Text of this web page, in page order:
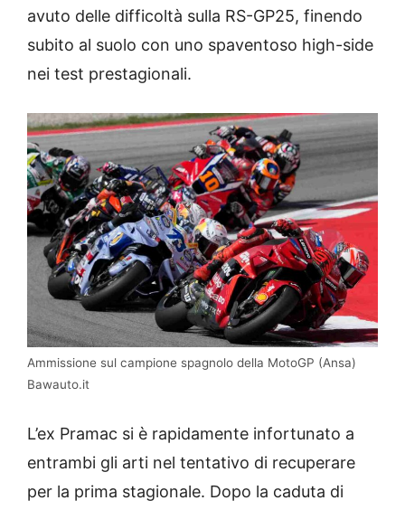
avuto delle difficoltà sulla RS-GP25, finendo
subito al suolo con uno spaventoso high-side
nei test prestagionali.
Ammissione sul campione spagnolo della MotoGP (Ansa)
Bawauto.it
L’ex Pramac si è rapidamente infortunato a
entrambi gli arti nel tentativo di recuperare
per la prima stagionale. Dopo la caduta di